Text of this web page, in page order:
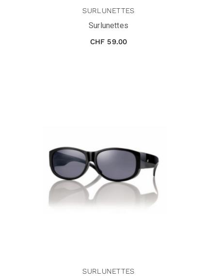
SURLUNETTES
Surlunettes
CHF 59.00
SURLUNETTES